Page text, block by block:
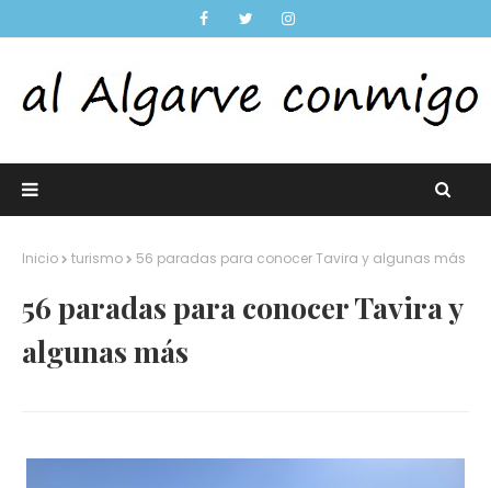
Inicio turismo 56 paradas para conocer Tavira y algunas más
56 paradas para conocer Tavira y
algunas más